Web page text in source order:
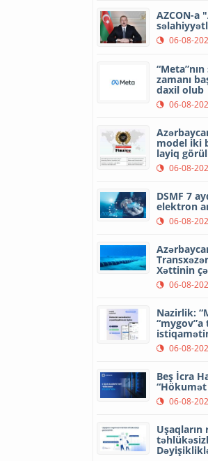
AZCON-a
06-08-
zamanı
daxil olub
06-08-
model iki
layiq
06-08-
DSMF 7
elektron
06-08-
Xəttinin
06-08-
Nazirlik:
06-08-
Beş İcra
06-08-